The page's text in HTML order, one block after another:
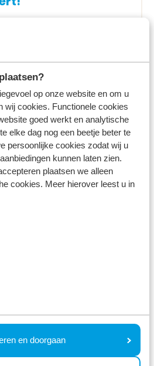
op onze website en om u
wij cookies. Functionele cookies
goed werkt en analytische
elke dag nog een beetje beter te
persoonlijke cookies zodat wij u
kunnen laten zien.
plaatsen we alleen
cookies. Meer hierover leest u in
en doorgaan